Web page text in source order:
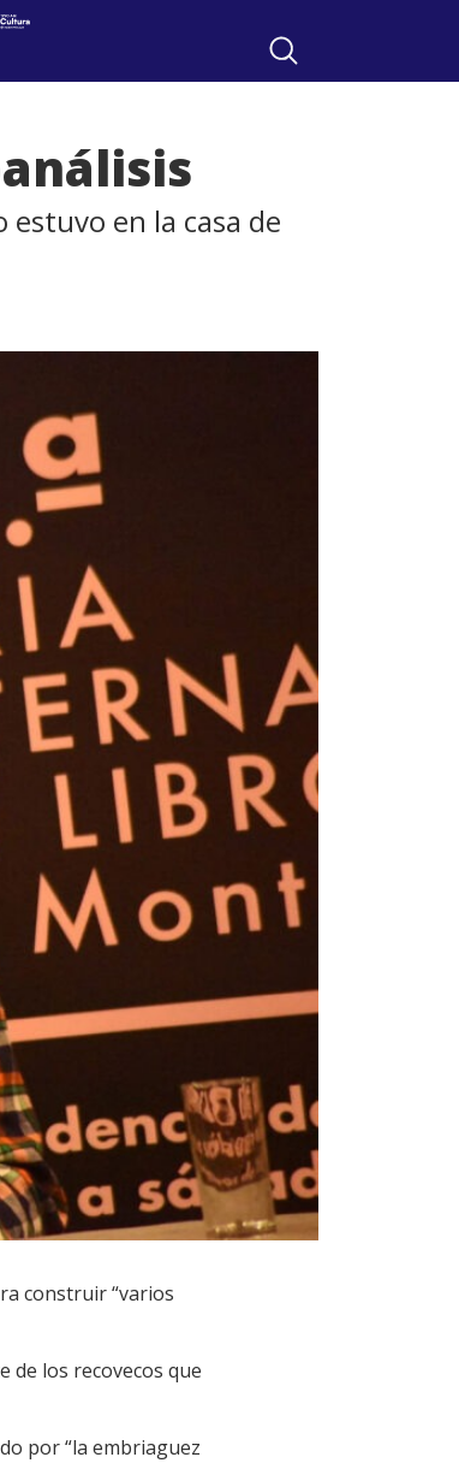
en la casa de
construir “varios
de los recovecos que
por “la embriaguez